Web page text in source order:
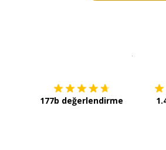
177b değerlendirme